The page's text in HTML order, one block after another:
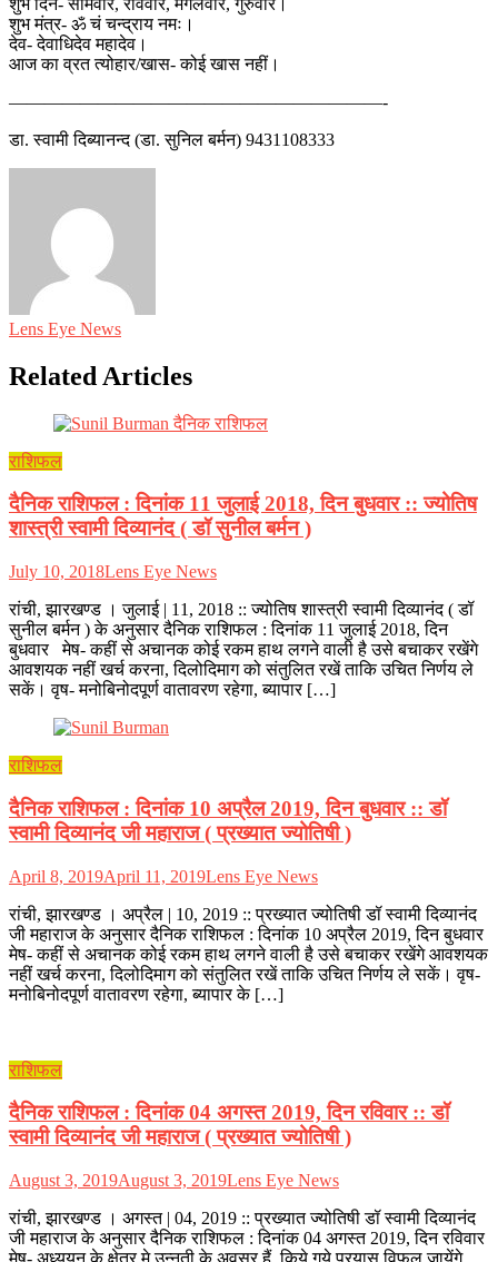
शुभ मंत्र- ॐ चं चन्द्राय नमः।
देव- देवाधिदेव महादेव।
आज का व्रत त्योहार/खास- कोई खास नहीं।
—————————————————————-
डा. स्वामी दिब्यानन्द (डा. सुनिल बर्मन) 9431108333
Lens Eye News
Related Articles
राशिफल
दैनिक राशिफल : दिनांक 11 जुलाई 2018, दिन बुधवार :: ज्योतिष
शास्त्री स्वामी दिव्यानंद ( डॉ सुनील बर्मन )
July 10, 2018Lens Eye News
रांची, झारखण्ड । जुलाई | 11, 2018 :: ज्योतिष शास्त्री स्वामी दिव्यानंद ( डॉ
सुनील बर्मन ) के अनुसार दैनिक राशिफल : दिनांक 11 जुलाई 2018, दिन
बुधवार मेष- कहीं से अचानक कोई रकम हाथ लगने वाली है उसे बचाकर रखेंगे
आवशयक नहीं खर्च करना, दिलोदिमाग को संतुलित रखें ताकि उचित निर्णय ले
सकें। वृष- मनोबिनोदपूर्ण वातावरण रहेगा, ब्यापार […]
राशिफल
दैनिक राशिफल : दिनांक 10 अप्रैल 2019, दिन बुधवार :: डॉ
स्वामी दिव्यानंद जी महाराज ( प्रख्यात ज्योतिषी )
April 8, 2019April 11, 2019Lens Eye News
रांची, झारखण्ड । अप्रैल | 10, 2019 :: प्रख्यात ज्योतिषी डॉ स्वामी दिव्यानंद
जी महाराज के अनुसार दैनिक राशिफल : दिनांक 10 अप्रैल 2019, दिन बुधवार
मेष- कहीं से अचानक कोई रकम हाथ लगने वाली है उसे बचाकर रखेंगे आवशयक
नहीं खर्च करना, दिलोदिमाग को संतुलित रखें ताकि उचित निर्णय ले सकें। वृष-
मनोबिनोदपूर्ण वातावरण रहेगा, ब्यापार के […]
राशिफल
दैनिक राशिफल : दिनांक 04 अगस्त 2019, दिन रविवार :: डॉ
स्वामी दिव्यानंद जी महाराज ( प्रख्यात ज्योतिषी )
August 3, 2019August 3, 2019Lens Eye News
रांची, झारखण्ड । अगस्त | 04, 2019 :: प्रख्यात ज्योतिषी डॉ स्वामी दिव्यानंद
जी महाराज के अनुसार दैनिक राशिफल : दिनांक 04 अगस्त 2019, दिन रविवार
मेष- अध्ययन के क्षेत्र मे उन्नती के अवसर हैं, किये गये प्रयास विफल जायेंगे,